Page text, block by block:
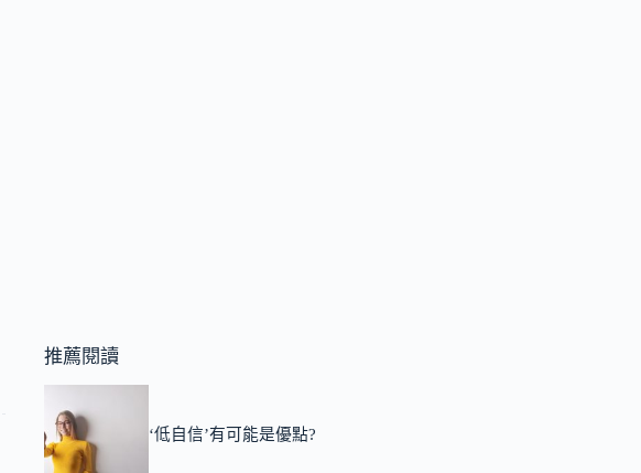
推薦閱讀
‘低自信’有可能是優點?